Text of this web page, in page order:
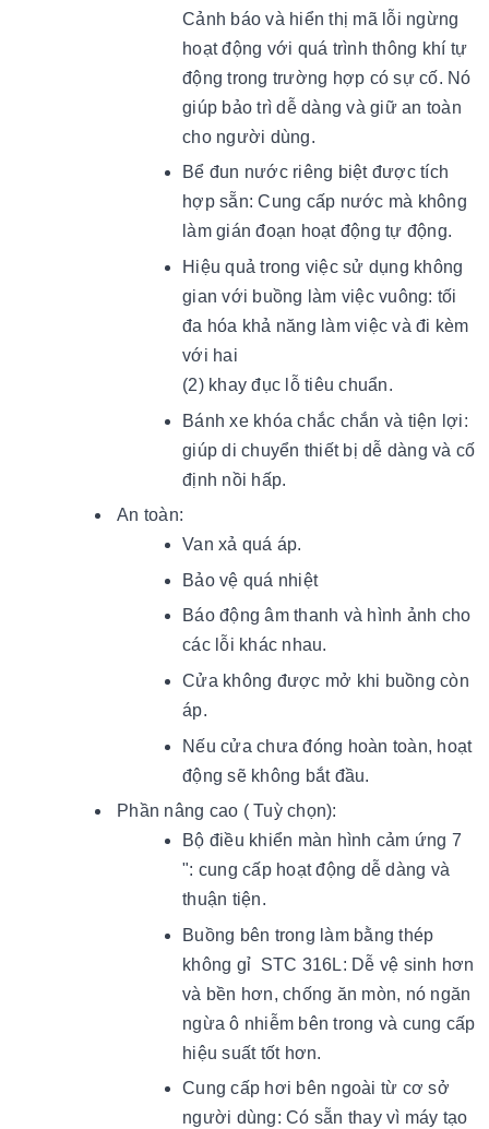
Cảnh báo và hiển thị mã lỗi ngừng
hoạt động với quá trình thông khí tự
động trong trường hợp có sự cố. Nó
giúp bảo trì dễ dàng và giữ an toàn
cho người dùng.
Bể đun nước riêng biệt được tích
hợp sẵn: Cung cấp nước mà không
làm gián đoạn hoạt động tự động.
Hiệu quả trong việc sử dụng không
gian với buồng làm việc vuông: tối
đa hóa khả năng làm việc và đi kèm
với hai
(2) khay đục lỗ tiêu chuẩn.
Bánh xe khóa chắc chắn và tiện lợi:
giúp di chuyển thiết bị dễ dàng và cố
định nồi hấp.
An toàn:
Van xả quá áp.
Bảo vệ quá nhiệt
Báo động âm thanh và hình ảnh cho
các lỗi khác nhau.
Cửa không được mở khi buồng còn
áp.
Nếu cửa chưa đóng hoàn toàn, hoạt
động sẽ không bắt đầu.
Phần nâng cao ( Tuỳ chọn):
Bộ điều khiển màn hình cảm ứng 7
": cung cấp hoạt động dễ dàng và
thuận tiện.
Buồng bên trong làm bằng thép
không gỉ STC 316L: Dễ vệ sinh hơn
và bền hơn, chống ăn mòn, nó ngăn
ngừa ô nhiễm bên trong và cung cấp
hiệu suất tốt hơn.
Cung cấp hơi bên ngoài từ cơ sở
người dùng: Có sẵn thay vì máy tạo